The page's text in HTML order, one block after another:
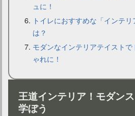
ブルックリン風のインテリアスタイル
ュに！
トイレにおすすめな「インテ
は？
モダンなインテリアテイスト
ゃれに！
王道インテリア！モダン
学ぼう